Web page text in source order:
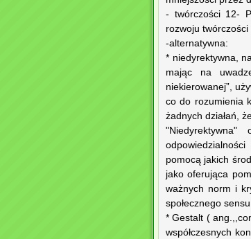
- twórczości 12-
rozwoju
-alternatywna:
* niedyrektywna,
mając na
niekierowanej”,
co do rozumienia
żadnych działań,
pomocą jakich
jako oferująca
ważnych norm i
społecznego
* Gestalt (
współczesnych